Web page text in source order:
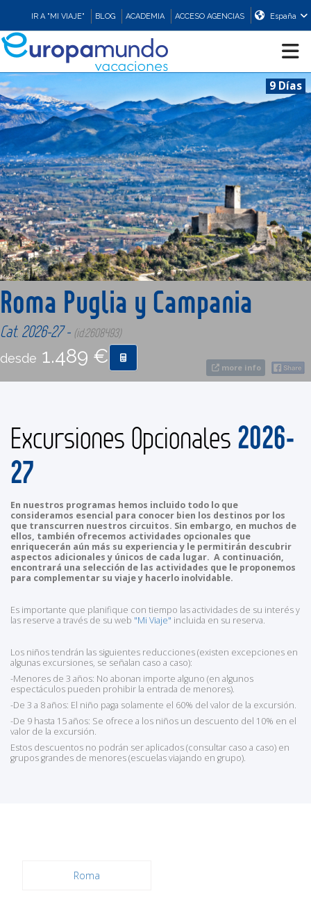
IR A "MI VIAJE" BLOG ACADEMIA ACCESO AGENCIAS España
CRUCEROS
EUROPA
ASIA
ORIENTE
PROMOCIONES
COMPRAR
CONTACTO
9 Días
more info
Roma Puglia y Campania
Cat. 2026-27 - (id:2608493)
desde 1.489 €
Excursiones Opcionales 2026-
27
En nuestros programas hemos incluido todo lo que
consideramos esencial para conocer bien los destinos por los
que transcurren nuestros circuitos. Sin embargo, en muchos de
ellos, también ofrecemos actividades opcionales que
enriquecerán aún más su experiencia y le permitirán descubrir
aspectos adicionales y únicos de cada lugar. A continuación,
encontrará una selección de las actividades que le proponemos
para complementar su viaje y hacerlo inolvidable.
Es importante que planifique con tiempo las actividades de su interés y
las reserve a través de su web "Mi Viaje" incluida en su reserva.
Los niños tendrán las siguientes reducciones (existen excepciones en
algunas excursiones, se señalan caso a caso):
-Menores de 3 años: No abonan importe alguno (en algunos
espectáculos pueden prohibir la entrada de menores).
-De 3 a 8 años: El niño paga solamente el 60% del valor de la excursión.
-De 9 hasta 15 años: Se ofrece a los niños un descuento del 10% en el
valor de la excursión.
Estos descuentos no podrán ser aplicados (consultar caso a caso) en
grupos grandes de menores (escuelas viajando en grupo).
Roma